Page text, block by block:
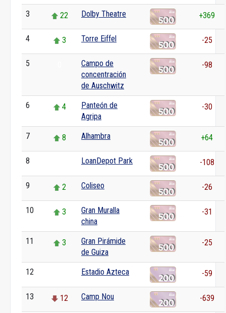
3 22 Dolby Theatre +369
4 3 Torre Eiffel -25
5
Campo de
concentración
de Auschwitz
-98
6 4
Panteón de
Agripa
-30
7 8 Alhambra +64
8 LoanDepot Park -108
9 2 Coliseo -26
10 3
Gran Muralla
china
-31
11 3
Gran Pirámide
de Guiza
-25
12 Estadio Azteca -59
13 12 Camp Nou -639